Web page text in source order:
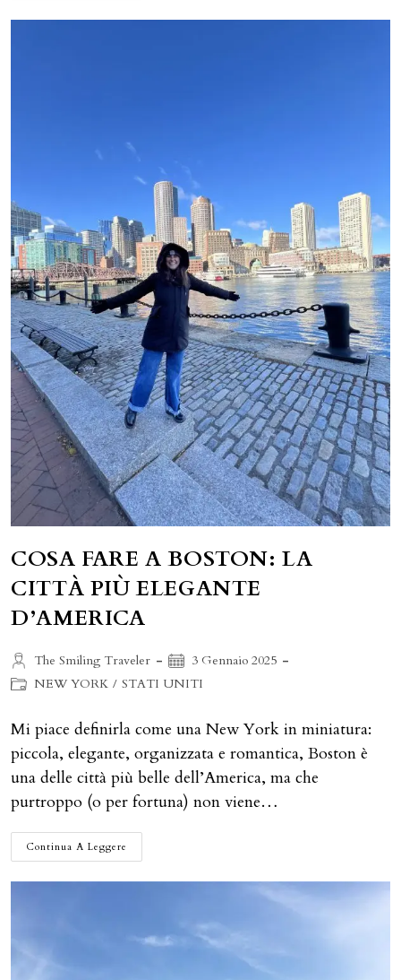
PHILADELPHIA:
COSA FARE A BOSTON: LA
CITTÀ PIÙ ELEGANTE
D’AMERICA
Autore
dell'articolo:
The Smiling Traveler
Articolo
pubblicato:
3 Gennaio 2025
Categoria
NEW YORK / STATI UNITI
Mi piace definirla come una New York in miniatura:
piccola, elegante, organizzata e romantica, Boston è
una delle città più belle dell’America, ma che
purtroppo (o per fortuna) non viene…
Continua A Leggere
FARE
BOSTON:
ELEGANTE
D’AMERICA